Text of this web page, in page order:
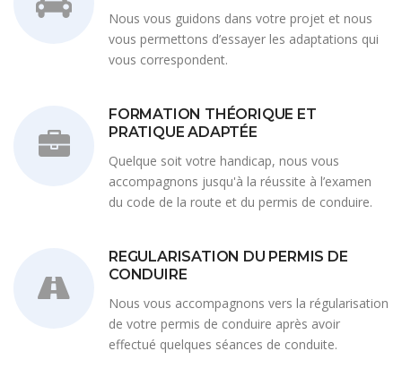
Nous vous guidons dans votre projet et nous
vous permettons d’essayer les adaptations qui
vous correspondent.
FORMATION THÉORIQUE ET
PRATIQUE ADAPTÉE
Quelque soit votre handicap, nous vous
accompagnons jusqu'à la réussite à l’examen
du code de la route et du permis de conduire.
REGULARISATION DU PERMIS DE
CONDUIRE
Nous vous accompagnons vers la régularisation
de votre permis de conduire après avoir
effectué quelques séances de conduite.